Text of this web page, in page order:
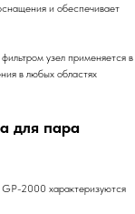
и обеспечивает
узел применяется в
в любых областях
для пара
2000 характеризуются